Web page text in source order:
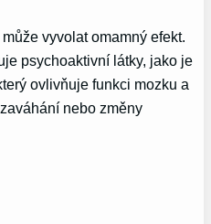
vyvolat omamný efekt.
psychoaktivní látky, jako je
ovlivňuje funkci mozku a
nebo změny